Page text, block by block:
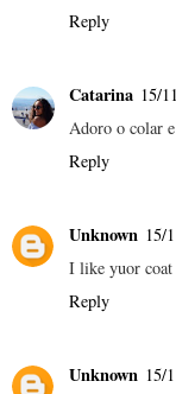
Reply
Catarina 15/
Adoro o colar
Reply
Unknown 15/
I like yuor coat
Reply
Unknown 15/